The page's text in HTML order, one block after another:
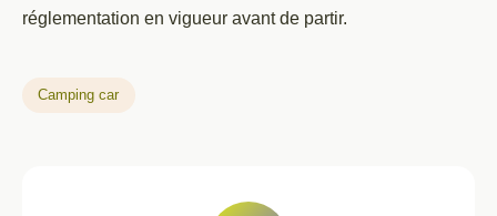
réglementation en vigueur avant de partir.
Camping car